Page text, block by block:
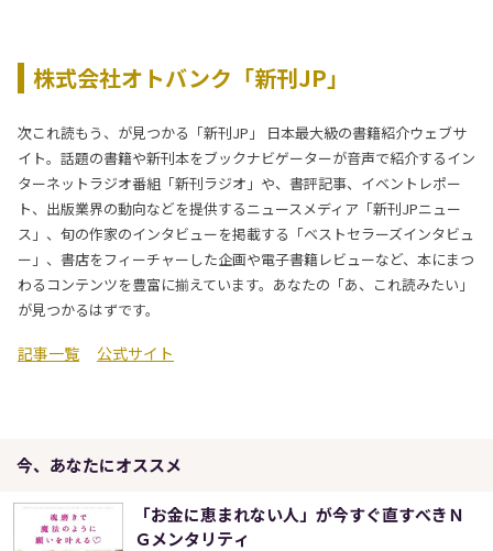
株式会社オトバンク「新刊JP」
次これ読もう、が見つかる「新刊JP」 日本最大級の書籍紹介ウェブサ
イト。話題の書籍や新刊本をブックナビゲーターが音声で紹介するイン
ターネットラジオ番組「新刊ラジオ」や、書評記事、イベントレポー
ト、出版業界の動向などを提供するニュースメディア「新刊JPニュー
ス」、旬の作家のインタビューを掲載する「ベストセラーズインタビュ
ー」、書店をフィーチャーした企画や電子書籍レビューなど、本にまつ
わるコンテンツを豊富に揃えています。あなたの「あ、これ読みたい」
が見つかるはずです。
記事一覧 公式サイト
今、あなたにオススメ
「お金に恵まれない人」が今すぐ直すべきＮ
Ｇメンタリティ